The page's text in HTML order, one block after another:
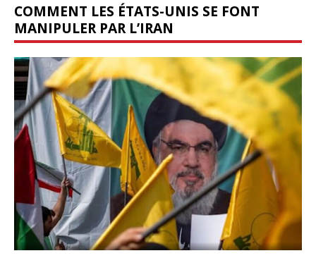
COMMENT LES ÉTATS-UNIS SE FONT
MANIPULER PAR L’IRAN